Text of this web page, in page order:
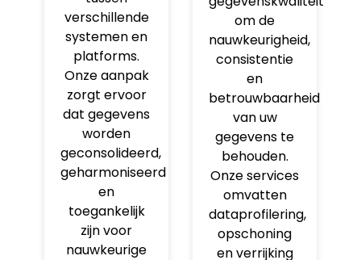
verschillende
systemen en
platforms.
Onze aanpak
zorgt ervoor
dat gegevens
worden
geconsolideerd,
geharmoniseerd
en
toegankelijk
zijn voor
nauwkeurige
om de
nauwkeurigheid,
consistentie
en
betrouwbaarheid
van uw
gegevens te
behouden.
Onze services
omvatten
dataprofilering,
opschoning
en verrijking